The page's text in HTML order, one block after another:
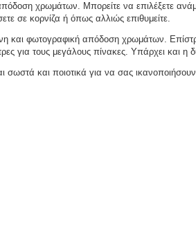
χρωμάτων. Μπορείτε να επιλέξετε
σε κορνίζα ή όπως αλλιώς επιθυμείτε.
φωτογραφική απόδοση χρωμάτων.
για τους μεγάλους πίνακες. Υπάρχει και η
και ποιοτικά για να σας